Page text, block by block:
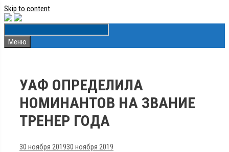
Skip to content
Меню
УАФ ОПРЕДЕЛИЛА
НОМИНАНТОВ НА ЗВАНИЕ
ТРЕНЕР ГОДА
30 ноября 201930 ноября 2019